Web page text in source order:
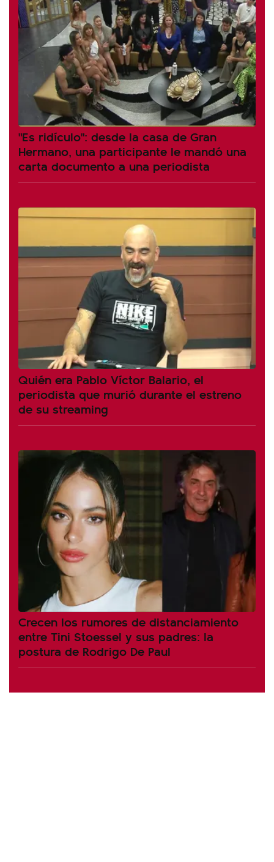
"Es ridículo": desde la casa de Gran
Hermano, una participante le mandó una
carta documento a una periodista
Quién era Pablo Víctor Balario, el
periodista que murió durante el estreno
de su streaming
Crecen los rumores de distanciamiento
entre Tini Stoessel y sus padres: la
postura de Rodrigo De Paul